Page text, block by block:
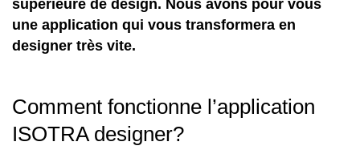
supérieure de design. Nous avons pour vous
une application qui vous transformera en
designer très vite.
Comment fonctionne l’application
ISOTRA designer?